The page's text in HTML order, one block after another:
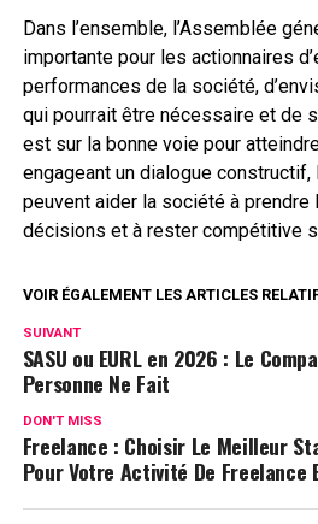
Dans l’ensemble, l’Assemblée
importante pour les actionnaires
performances de la société,
qui pourrait être nécessaire et de
est sur la bonne voie pour
engageant un dialogue
peuvent aider la société à
décisions et à rester compétitive
VOIR ÉGALEMENT LES ARTICLES
SUIVANT
SASU ou EURL en 2026 : Le
Personne Ne Fait
DON'T MISS
Freelance : Choisir Le Meilleur
Pour Votre Activité De Freelance